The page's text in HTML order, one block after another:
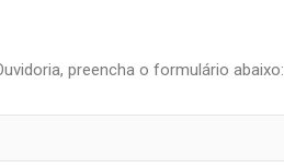
preencha o formulário abaixo: